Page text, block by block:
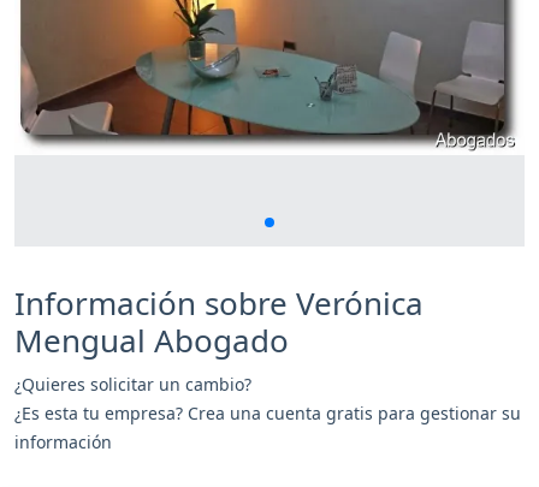
Información sobre Verónica
Mengual Abogado
¿Quieres solicitar un cambio?
¿Es esta tu empresa? Crea una cuenta gratis para gestionar su
información